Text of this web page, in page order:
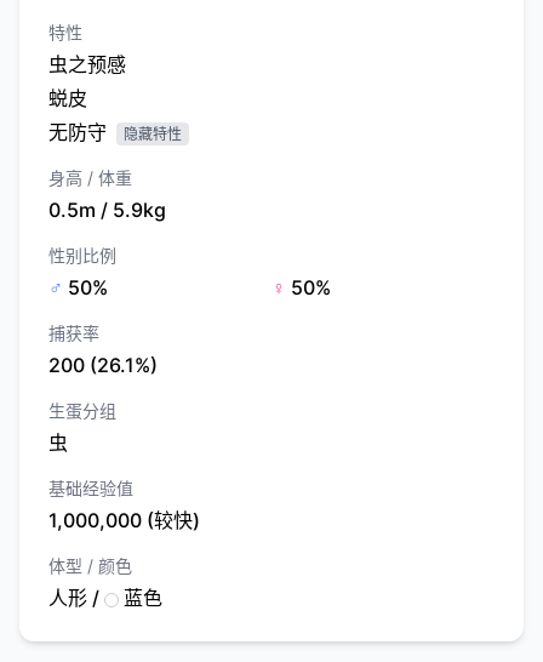
特性
虫之预感
蜕皮
无防守
隐藏特性
身高 / 体重
0.5m / 5.9kg
性别比例
♂ 50% ♀ 50%
捕获率
200 (26.1%)
生蛋分组
虫
基础经验值
1,000,000 (较快)
体型 / 颜色
人形 / 蓝色